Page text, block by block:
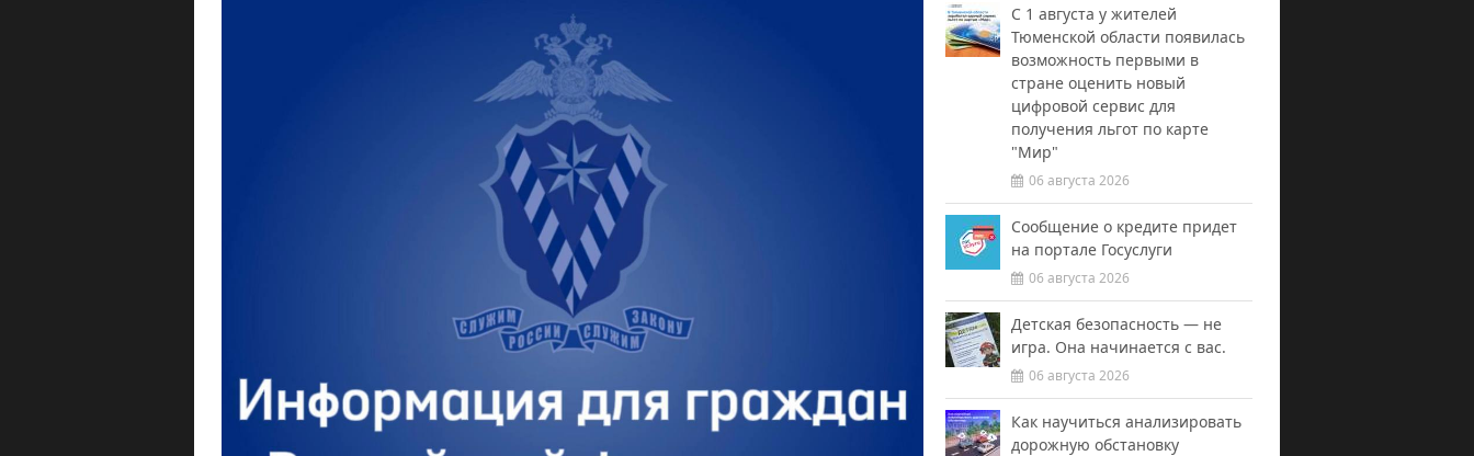
С 1 августа у жителей
Тюменской области появилась
возможность первыми в
стране оценить новый
цифровой сервис для
получения льгот по карте
"Мир"
06 августа 2026
Сообщение о кредите придет
на портале Госуслуги
06 августа 2026
Детская безопасность — не
игра. Она начинается с вас.
06 августа 2026
Как научиться анализировать
дорожную обстановку